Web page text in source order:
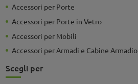
Accessori per Porte
Accessori per Porte in Vetro
Accessori per Mobili
Accessori per Armadi e Cabine Armadio
Scegli per